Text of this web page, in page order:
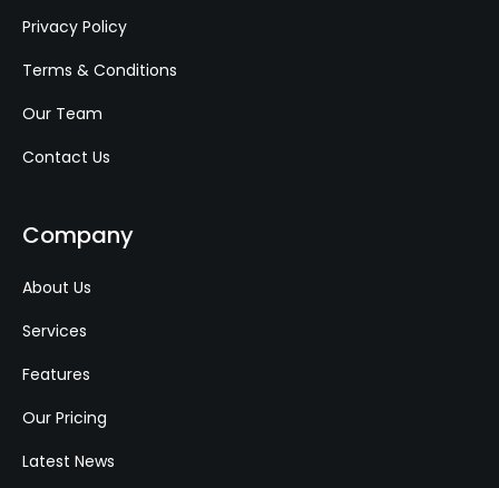
Privacy Policy
Terms & Conditions
Our Team
Contact Us
Company
About Us
Services
Features
Our Pricing
Latest News